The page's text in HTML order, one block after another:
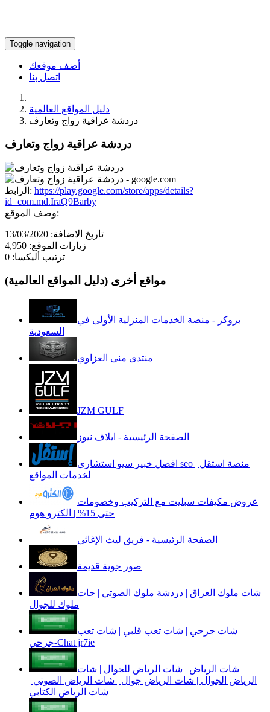
Toggle navigation
أضف موقعك
اتصل بنا
دليل المواقع العالمية
دردشة عراقية زواج وتعارف
دردشة عراقية زواج وتعارف
الرابط: https://play.google.com/store/apps/details?
id=com.md.IraQ9Barby
وصف الموقع:
تاريخ الاضافة: 13/03/2020
زيارات الموقع: 4,950
ترتيب أليكسا: 0
مواقع أخرى (دليل المواقع العالمية)
بروكر - منصة الخدمات المنزلية الأولى في
السعودية
منتدى منى العزاوي
JZM GULF
الصفحة الرئيسية - ايلاف نيوز
افضل خبير سيو استشاري seo | منصة استقل
لخدمات المواقع
عروض مكيفات سبليت مع التركيب وخصومات
حتى 15% | الكترو هوم
الصفحة الرئيسية - فريق ليث الإغاثي
صور جوية قديمة
شات ملوك العراق | دردشة ملوك الصوتي | جات
ملوك للجوال
شات جرحي | شات تعب قلبي | شات تعب
جرحي-Chat jr7ie
شات الرياض | شات الرياض للجوال | شات
الرياض الجوال | شات الرياض جوال | شات الرياض الصوتي |
شات الرياض الكتابي